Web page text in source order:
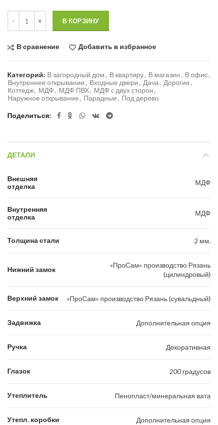
В КОРЗИНУ
В сравнение Добавить в избранное
Категорий: В загородный дом, В квартиру, В магазин, В офис,
Внутреннее открывание, Входные двери, Дача, Дорогие,
Коттедж, МДФ, МДФ ПВХ, МДФ с двух сторон,
Наружное открывание, Парадные, Под дерево
Поделиться
ДЕТАЛИ
Внешняя
отделка
МДФ
Внутренняя
отделка
МДФ
Толщина стали 2 мм.
Нижний замок
«ПроСам» производство Рязань
(цилиндровый)
Верхний замок «ПроСам» производство Рязань (сувальдный)
Задвижка Дополнительная опция
Ручка Декоративная
Глазок 200 градусов
Утеплитель Пенопласт/минеральная вата
Утепл. коробки Дополнительная опция